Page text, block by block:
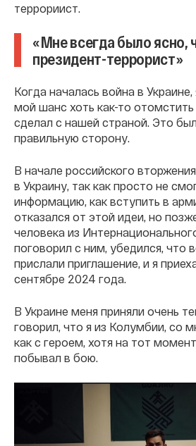
террориист.
«Мне всегда было ясно,
президент-террорист»
Когда началась война в
мой шанс хоть как-то отомстить
сделал с нашей страной. Это
правильную сторону.
В начале российского
в Украину, так как просто не
информацию, как вступить в
отказался от этой идеи, но
человека из
поговорил с ним, убедился, что
прислали приглашение, и я
сентябре 2024 года.
В Украине меня приняли очень
говорил, что я из Колумбии, со
как с героем, хотя на тот
побывал в бою.